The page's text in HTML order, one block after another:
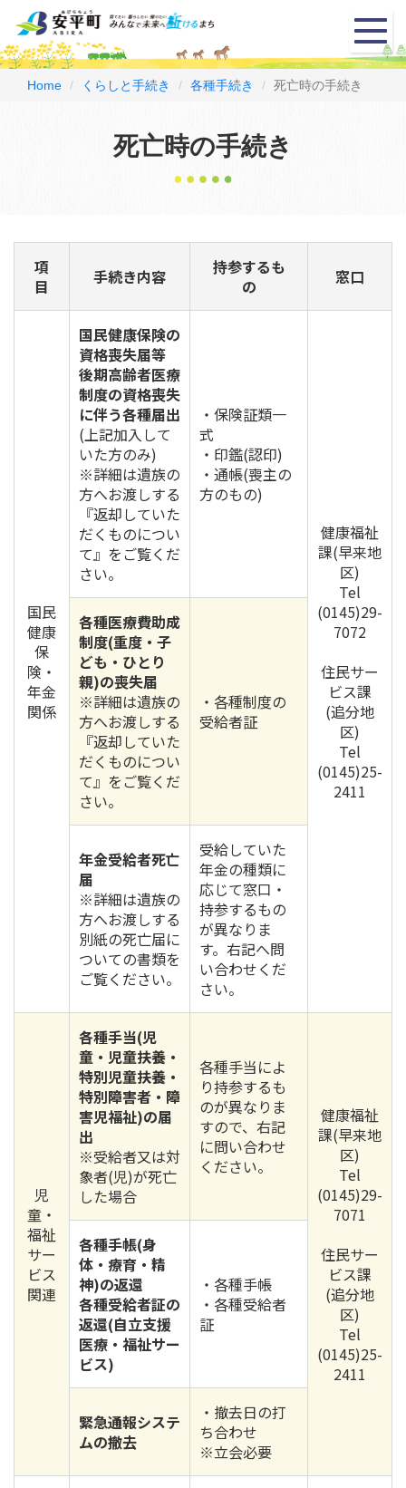
メ
ニ
ュ
Home くらしと手続き 各種手続き 死亡時の手続き
死亡時の手続き
項
目
手続き内容
持参するも
の
窓口
国民
健康
保
険・
年金
関係
国民健康保険の
資格喪失届等
後期高齢者医療
制度の資格喪失
に伴う各種届出
(上記加入して
いた方のみ)
※詳細は遺族の
方へお渡しする
『返却していた
だくものについ
て』をご覧くだ
さい。
・保険証類一
式
・印鑑(認印)
・通帳(喪主の
方のもの)
健康福祉
課(早来地
区)
Tel
(0145)29-
7072
住民サー
ビス課
(追分地
区)
Tel
(0145)25-
2411
各種医療費助成
制度(重度・子
ども・ひとり
親)の喪失届
※詳細は遺族の
方へお渡しする
『返却していた
だくものについ
て』をご覧くだ
さい。
・各種制度の
受給者証
年金受給者死亡
届
※詳細は遺族の
方へお渡しする
別紙の死亡届に
ついての書類を
ご覧ください。
受給していた
年金の種類に
応じて窓口・
持参するもの
が異なりま
す。右記へ問
い合わせくだ
さい。
児
童・
福祉
サー
ビス
関連
各種手当(児
童・児童扶養・
特別児童扶養・
特別障害者・障
害児福祉)の届
出
※受給者又は対
象者(児)が死亡
した場合
各種手当によ
り持参するも
のが異なりま
すので、右記
に問い合わせ
ください。
健康福祉
課(早来地
区)
Tel
(0145)29-
7071
住民サー
ビス課
(追分地
区)
Tel
(0145)25-
2411
各種手帳(身
体・療育・精
神)の返還
各種受給者証の
返還(自立支援
医療・福祉サー
ビス)
・各種手帳
・各種受給者
証
緊急通報システ
ムの撤去
・撤去日の打
ち合わせ
※立会必要